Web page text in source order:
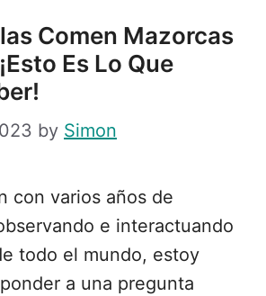
Comen Mazorcas
Es Lo Que
by Simon
con varios años de
e interactuando
todo el mundo, estoy
a una pregunta